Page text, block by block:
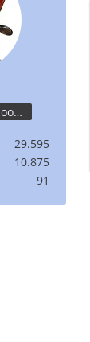
god must be a boogie man
29.595
10.875
91